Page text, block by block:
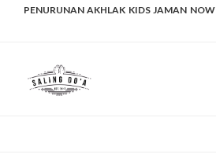
PENURUNAN AKHLAK KIDS JAMAN NOW